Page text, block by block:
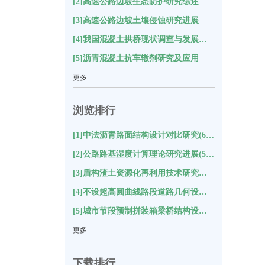
[3]高速公路边坡土壤侵蚀研究进展
[4]我国混凝土拱桥现状调查与发展方向分析
[5]沥青混凝土抗车辙剂研究及应用
更多+
浏览排行
[1]中法沥青路面结构设计对比研究(6328)
[2]公路路基湿度计算理论研究进展(5845)
[3]盾构渣土资源化再利用技术研究综述(5796)
[4]不设超高圆曲线路段道路几何设计探讨(5002)
[5]城市节段预制拼装箱梁桥结构设计的技术特点与创新(4549)
更多+